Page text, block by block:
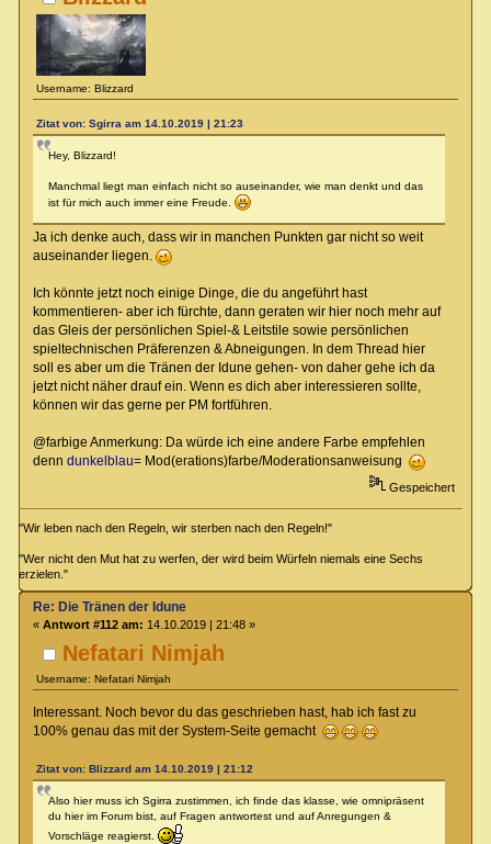
Username: Blizzard
Zitat von: Sgirra am 14.10.2019 | 21:23
Hey, Blizzard!
Manchmal liegt man einfach nicht so auseinander, wie man denkt und das
ist für mich auch immer eine Freude.
Ja ich denke auch, dass wir in manchen Punkten gar nicht so weit
auseinander liegen.
Ich könnte jetzt noch einige Dinge, die du angeführt hast
kommentieren- aber ich fürchte, dann geraten wir hier noch mehr auf
das Gleis der persönlichen Spiel-& Leitstile sowie persönlichen
spieltechnischen Präferenzen & Abneigungen. In dem Thread hier
soll es aber um die Tränen der Idune gehen- von daher gehe ich da
jetzt nicht näher drauf ein. Wenn es dich aber interessieren sollte,
können wir das gerne per PM fortführen.
@farbige Anmerkung: Da würde ich eine andere Farbe empfehlen
denn dunkelblau= Mod(erations)farbe/Moderationsanweisung
Gespeichert
"Wir leben nach den Regeln, wir sterben nach den Regeln!"
"Wer nicht den Mut hat zu werfen, der wird beim Würfeln niemals eine Sechs
erzielen."
Nefatari Nimjah
Username: Nefatari Nimjah
Re: Die Tränen der Idune
« Antwort #112 am: 14.10.2019 | 21:48 »
Interessant. Noch bevor du das geschrieben hast, hab ich fast zu
100% genau das mit der System-Seite gemacht
Zitat von: Blizzard am 14.10.2019 | 21:12
Also hier muss ich Sgirra zustimmen, ich finde das klasse, wie omnipräsent
du hier im Forum bist, auf Fragen antwortest und auf Anregungen &
Vorschläge reagierst.